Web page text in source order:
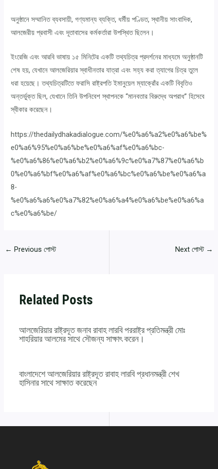
অনুষ্ঠানে সম্মানিত ব্যবসায়ী, গণ্যমান্য ব্যক্তি, ধর্মীয় পণ্ডিত, স্থানীয় সাংবাদিক,
আলজেরীয় প্রবাসী এবং দূতাবাসের কর্মকর্তারা উপস্থিত ছিলেন।
ইংরেজি এবং আরবি ভাষায় ১৫ মিনিটের একটি তথ্যচিত্র প্রদর্শনের মাধ্যমে অনুষ্ঠানটি
শেষ হয়, যেখানে আলজেরিয়ার স্বাধীনতার যাত্রা এবং সহ্য করা ত্যাগের চিত্র তুলে
ধরা হয়েছে। তথ্যচিত্রটিতে ফরাসি রাষ্ট্রপতি ইমানুয়েল ম্যাক্রোঁর একটি বিবৃতিও
অন্তর্ভুক্ত ছিল, যেখানে তিনি উপনিবেশ স্থাপনকে “মানবতার বিরুদ্ধে অপরাধ” হিসেবে
স্বীকার করেছেন।
https://thedailydhakadialogue.com/%e0%a6%a2%e0%a6%be%
e0%a6%95%e0%a6%be%e0%a6%af%e0%a6%bc-
%e0%a6%86%e0%a6%b2%e0%a6%9c%e0%a7%87%e0%a6%b
0%e0%a6%bf%e0%a6%af%e0%a6%bc%e0%a6%be%e0%a6%a
8-
%e0%a6%a6%e0%a7%82%e0%a6%a4%e0%a6%be%e0%a6%a
c%e0%a6%be/
← Previous পোস্ট Next পোস্ট →
Related Posts
আলজেরিয়ার রাষ্ট্রদূত জনাব রাবাহ লারবি পররাষ্ট্র প্রতিমন্ত্রী মোঃ
শাহরিয়ার আলমের সাথে সৌজন্য সাক্ষাৎ করেন।
বাংলাদেশে আলজেরিয়ার রাষ্ট্রদূত রাবাহ লারবি প্রধানমন্ত্রী শেখ
হাসিনার সাথে সাক্ষাত করেছেন